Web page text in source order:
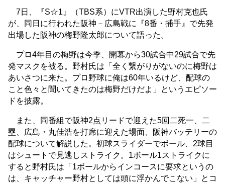
7日、『S☆1』（TBS系）にVTR出演した野村克也氏
が、同日に行われた阪神－広島戦に『8番・捕手』で先発
出場した阪神の梅野隆太郎について語った。
プロ4年目の梅野は今季、開幕から30試合中29試合で先
発マスクを被る。野村氏は「全く繋がりがないのに梅野は
あいさつに来た。プロ野球に俺は60年いるけど、配球の
こと色々と聞いてきたのは梅野だけだよ」というエピソー
ドを披露。
また、同番組で阪神2点リードで迎えた5回二死一、二
塁、広島・丸佳浩を打席に迎えた場面、阪神バッテリーの
配球について解説した。初球スライダーでボール、2球目
はシュートで見逃しストライク。1ボール1ストライクに
すると野村氏は「1ボールからインコースに要求というの
は、キャッチャー野村としては頭に浮かんでこない」とコ